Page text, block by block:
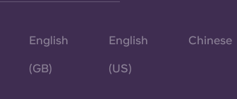
English
(GB)
English
(US)
Chinese